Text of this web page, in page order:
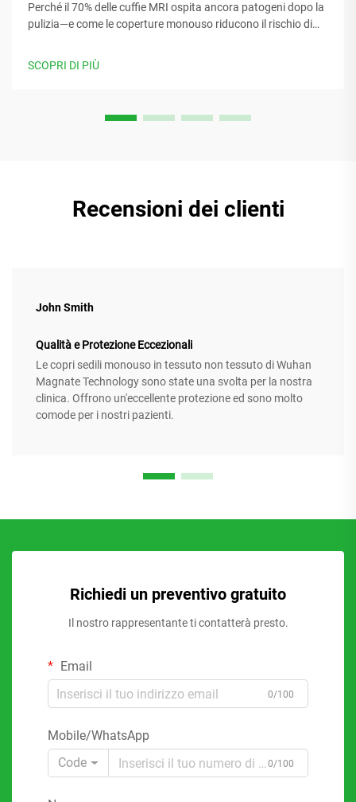
Perché il 70% delle cuffie MRI ospita ancora patogeni dopo la
pulizia—e come le coperture monouso riducono il rischio di
Scarica il protocollo conforme al CDC.
SCOPRI DI PIÙ
Recensioni dei clienti
John Smith
Qualità e Protezione Eccezionali
Le copri sedili monouso in tessuto non tessuto di Wuhan
Magnate Technology sono state una svolta per la nostra
clinica. Offrono un'eccellente protezione ed sono molto
comode per i nostri pazienti.
Richiedi un preventivo gratuito
Il nostro rappresentante ti contatterà presto.
Email
0/100
Mobile/WhatsApp
Code
0/100